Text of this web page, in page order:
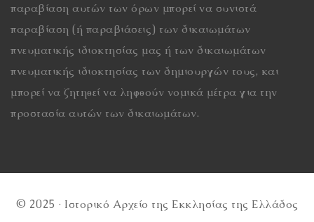
παραβίαση αυτών των όρων μπορεί να συνιστά
παραβίαση (ή παραβιάσεις) των δικαιωμάτων
πνευματικής ιδιοκτησίας μας ή των δικαιωμάτων
πνευματικής ιδιοκτησίας των δημιουργών τους, και
μπορεί να ζητηθεί να ληφθούν νομικά μέτρα για την
προστασία αυτών των δικαιωμάτων.
© 2025 · Ιστορικό Αρχείο της Εκκλησίας της Ελλάδος